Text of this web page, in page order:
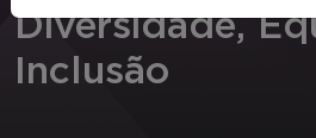
Diversidade,
Inclusão